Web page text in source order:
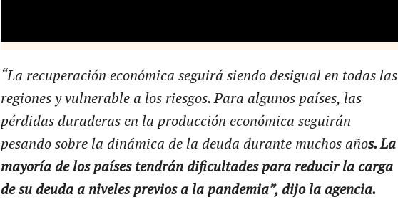
“La recuperación económica seguirá siendo desigual en todas las
regiones y vulnerable a los riesgos. Para algunos países, las
pérdidas duraderas en la producción económica seguirán
pesando sobre la dinámica de la deuda durante muchos años. La
mayoría de los países tendrán dificultades para reducir la carga
de su deuda a niveles previos a la pandemia”, dijo la agencia.